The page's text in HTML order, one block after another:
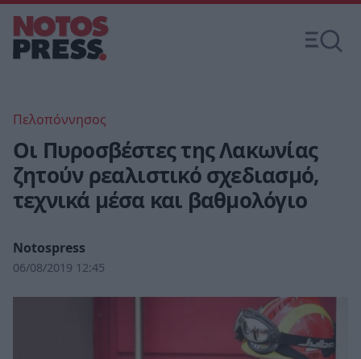
Πελοπόννησος
Οι Πυροσβέστες της Λακωνίας
ζητούν ρεαλιστικό σχεδιασμό,
τεχνικά μέσα και βαθμολόγιο
Notospress
06/08/2019 12:45